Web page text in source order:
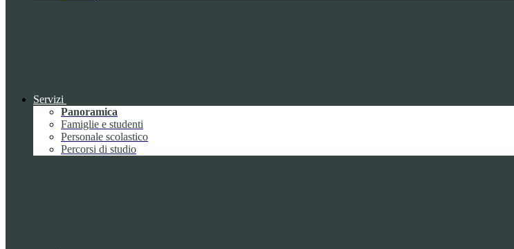
Servizi
Panoramica
Famiglie e studenti
Personale scolastico
Percorsi di studio